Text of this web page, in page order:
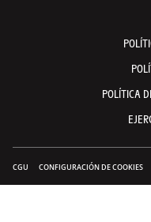
POLÍTICA
CGU CONFIGURACIÓN DE COOKIES